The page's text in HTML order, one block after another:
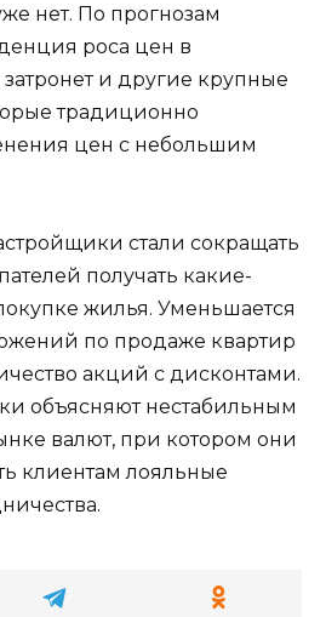
нет. По прогнозам
роса цен в
и другие крупные
традиционно
цен с небольшим
стали сокращать
получать какие-
жилья. Уменьшается
по продаже квартир
акций с дисконтами.
объясняют нестабильным
валют, при котором они
клиентам лояльные